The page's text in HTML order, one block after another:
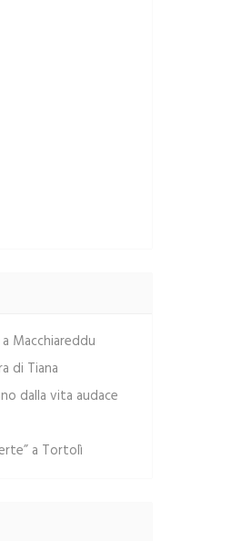
Macchiareddu
di Tiana
dalla vita audace
a Tortolì